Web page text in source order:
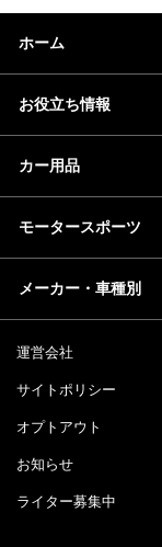
ホーム
お役立ち情報
カー用品
モータースポーツ
メーカー・車種別
運営会社
サイトポリシー
オプトアウト
お知らせ
ライター募集中